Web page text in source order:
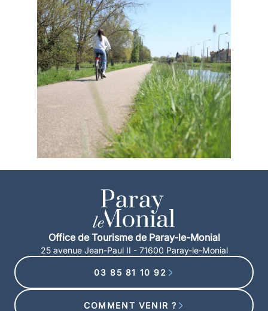
Office de Tourisme de Paray-le-Monial
25 avenue Jean-Paul II - 71600 Paray-le-Monial
03 85 81 10 92
COMMENT VENIR ?